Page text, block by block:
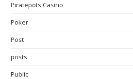
Piratepots Casino
Poker
Post
posts
Public